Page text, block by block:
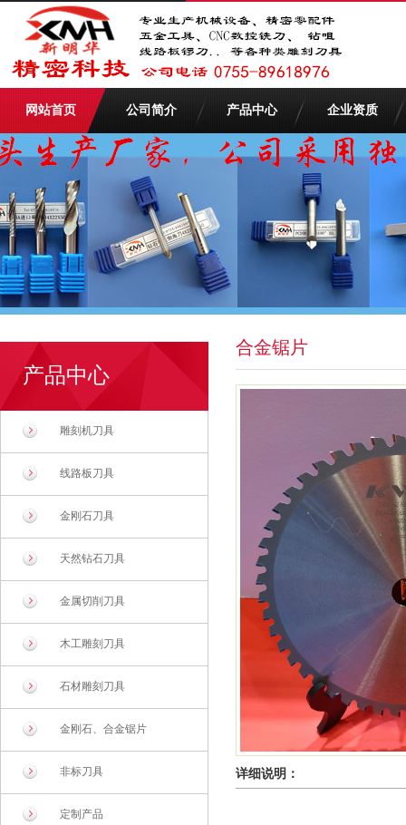
网站首页 公司简介 产品中心 企业资质
产品中心
雕刻机刀具
线路板刀具
金刚石刀具
天然钻石刀具
金属切削刀具
木工雕刻刀具
石材雕刻刀具
金刚石、合金锯片
非标刀具
定制产品
合金锯片
详细说明：